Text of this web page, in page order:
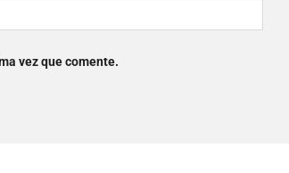
vez que comente.